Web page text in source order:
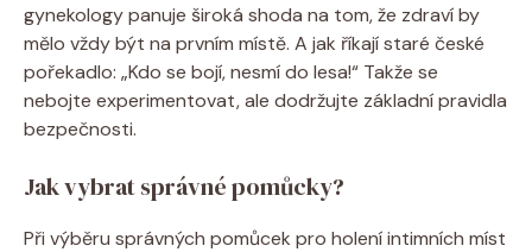
gynekology panuje široká shoda na tom, že zdraví by
mělo vždy být na prvním místě. A jak říkají staré české
pořekadlo: „Kdo se bojí, nesmí do lesa!“ Takže se
nebojte experimentovat, ale dodržujte základní pravidla
bezpečnosti.
Jak vybrat správné pomůcky?
Při výběru správných pomůcek pro holení intimních míst